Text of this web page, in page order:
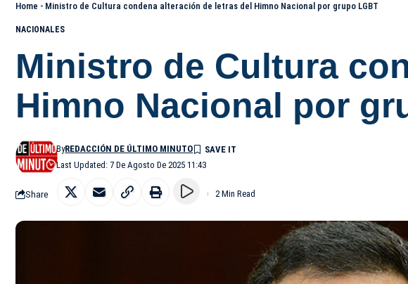
Home - Ministro de Cultura condena alteración de letras del Himno Nacional por grupo LGBT
NACIONALES
Ministro de Cultura
Himno Nacional por
Last Updated: 7 De Agosto De 2025 11:43
ByREDACCIÓN DE ÚLTIMO MINUTO
Share 2 Min Read